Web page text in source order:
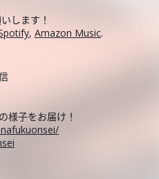
します！
, Amazon Music.
様子をお届け！